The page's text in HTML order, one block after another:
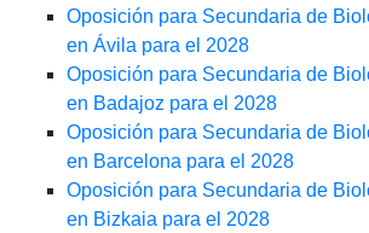
Oposición para Secundaria de
en Ávila para el 2028
Oposición para Secundaria de
en Badajoz para el 2028
Oposición para Secundaria de
en Barcelona para el 2028
Oposición para Secundaria de
en Bizkaia para el 2028